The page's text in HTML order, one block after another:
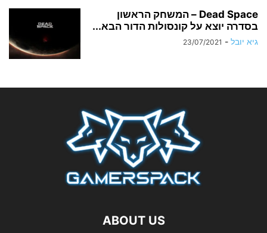
Dead Space – המשחק הראשון
בסדרה יוצא על קונסולות הדור הבא...
גיא יובל -
23/07/2021
ABOUT US